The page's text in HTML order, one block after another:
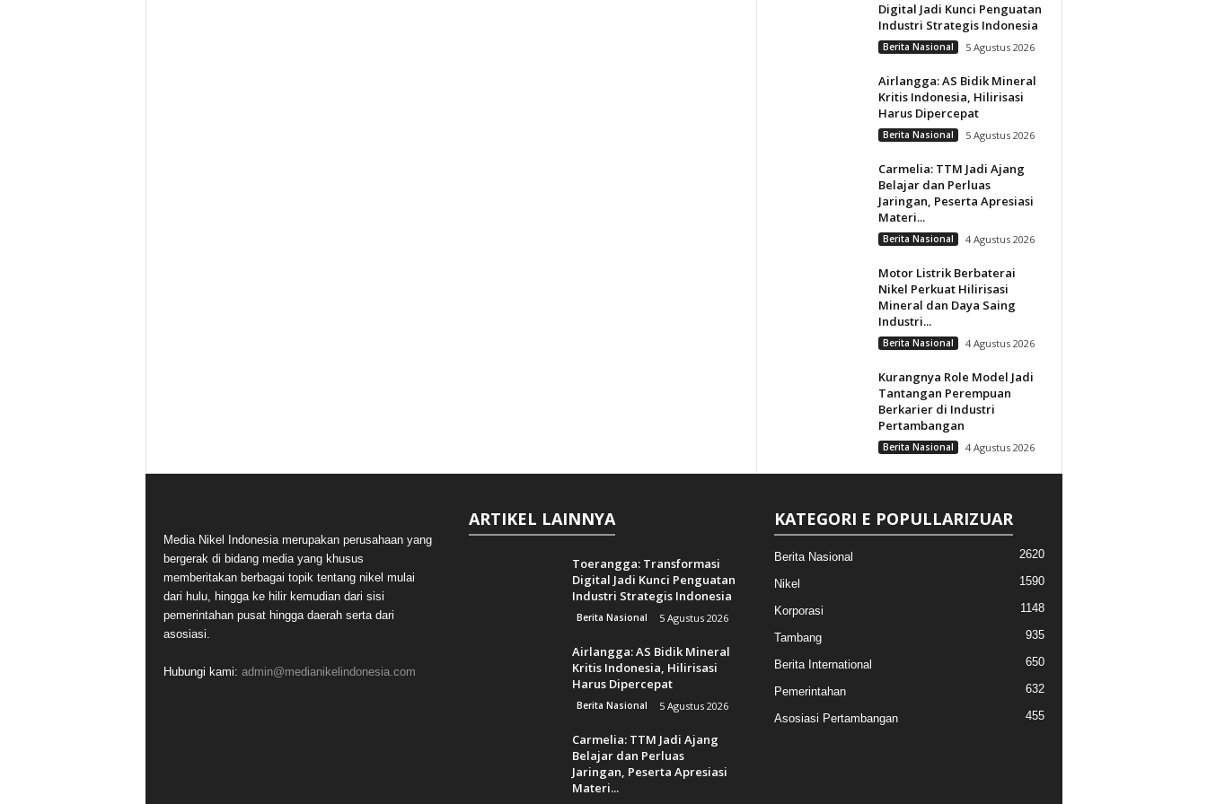
Digital Jadi Kunci Penguatan
Industri Strategis Indonesia
Berita Nasional 5 Agustus 2026
Airlangga: AS Bidik Mineral
Kritis Indonesia, Hilirisasi
Harus Dipercepat
Berita Nasional 5 Agustus 2026
Carmelia: TTM Jadi Ajang
Belajar dan Perluas
Jaringan, Peserta Apresiasi
Materi...
Berita Nasional 4 Agustus 2026
Motor Listrik Berbaterai
Nikel Perkuat Hilirisasi
Mineral dan Daya Saing
Industri...
Berita Nasional 4 Agustus 2026
Kurangnya Role Model Jadi
Tantangan Perempuan
Berkarier di Industri
Pertambangan
Berita Nasional 4 Agustus 2026
Media Nikel Indonesia merupakan perusahaan yang
bergerak di bidang media yang khusus
memberitakan berbagai topik tentang nikel mulai
dari hulu, hingga ke hilir kemudian dari sisi
pemerintahan pusat hingga daerah serta dari
asosiasi.
Hubungi kami: admin@medianikelindonesia.com
ARTIKEL LAINNYA
Toerangga: Transformasi
Digital Jadi Kunci Penguatan
Industri Strategis Indonesia
Berita Nasional 5 Agustus 2026
Airlangga: AS Bidik Mineral
Kritis Indonesia, Hilirisasi
Harus Dipercepat
Berita Nasional 5 Agustus 2026
Carmelia: TTM Jadi Ajang
Belajar dan Perluas
Jaringan, Peserta Apresiasi
Materi...
KATEGORI E POPULLARIZUAR
Berita Nasional 2620
Nikel 1590
Korporasi 1148
Tambang 935
Berita International 650
Pemerintahan 632
Asosiasi Pertambangan 455